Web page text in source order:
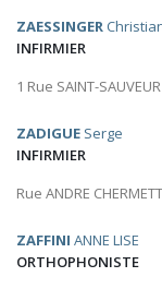
ZAESSINGER
INFIRMIER
1 Rue SAINT-
ZADIGUE Serge
INFIRMIER
Rue ANDRE
ZAFFINI ANNE LISE
ORTHOPHONISTE